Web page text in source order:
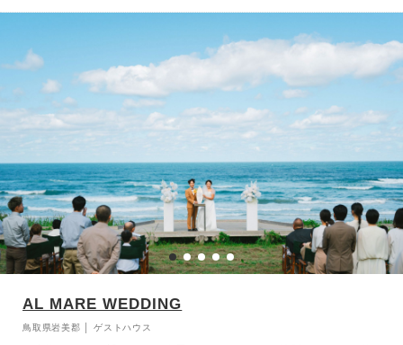
AL MARE WEDDING
鳥取県岩美郡 │ ゲストハウス